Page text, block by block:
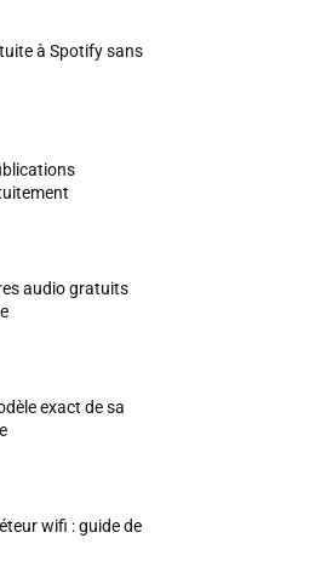
à Spotify sans
audio gratuits
exact de sa
wifi : guide de